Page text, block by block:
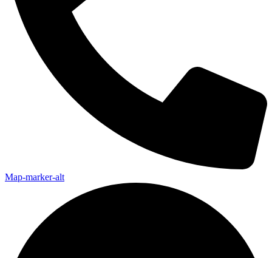
Map-marker-alt